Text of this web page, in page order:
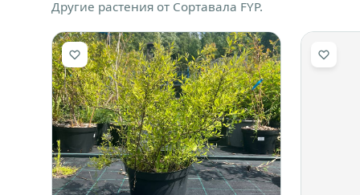
Другие растения от Сортавала FYP.